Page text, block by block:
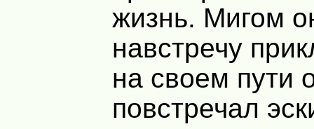
жизнь. Мигом
навстречу
на своем пути
повстречал